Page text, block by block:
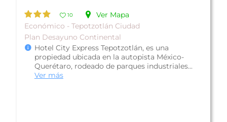
10
Ver Mapa
Económico - Tepotzotlán Ciudad
Plan Desayuno Continental
Hotel City Express Tepotzotlán, es una
propiedad ubicada en la autopista México-
Querétaro, rodeado de parques industriales...
Ver más